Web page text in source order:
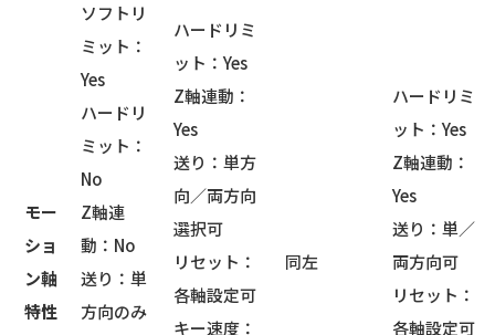
モー
ショ
ン軸
特性
ソフトリ
ミット：
Yes
ハードリ
ミット：
No
Z軸連
動：No
送り：単
方向のみ
ハードリミ
ット：Yes
Z軸連動：
Yes
送り：単方
向／両方向
選択可
リセット：
各軸設定可
キー速度：
同左
ハードリミ
ット：Yes
Z軸連動：
Yes
送り：単／
両方向可
リセット：
各軸設定可